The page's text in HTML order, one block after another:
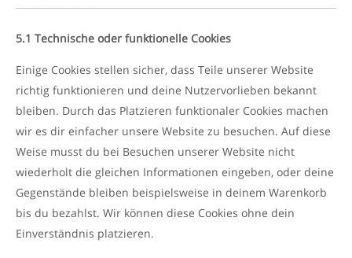
5.1 Technische oder funktionelle Cookies
Einige Cookies stellen sicher, dass Teile unserer Website
richtig funktionieren und deine Nutzervorlieben bekannt
bleiben. Durch das Platzieren funktionaler Cookies machen
wir es dir einfacher unsere Website zu besuchen. Auf diese
Weise musst du bei Besuchen unserer Website nicht
wiederholt die gleichen Informationen eingeben, oder deine
Gegenstände bleiben beispielsweise in deinem Warenkorb
bis du bezahlst. Wir können diese Cookies ohne dein
Einverständnis platzieren.